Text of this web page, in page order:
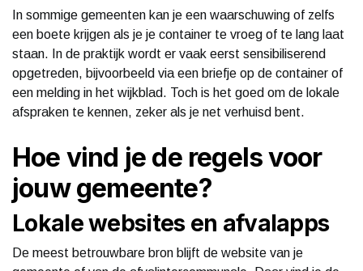
In sommige gemeenten kan je een waarschuwing of zelfs
een boete krijgen als je je container te vroeg of te lang laat
staan. In de praktijk wordt er vaak eerst sensibiliserend
opgetreden, bijvoorbeeld via een briefje op de container of
een melding in het wijkblad. Toch is het goed om de lokale
afspraken te kennen, zeker als je net verhuisd bent.
Hoe vind je de regels voor
jouw gemeente?
Lokale websites en afvalapps
De meest betrouwbare bron blijft de website van je